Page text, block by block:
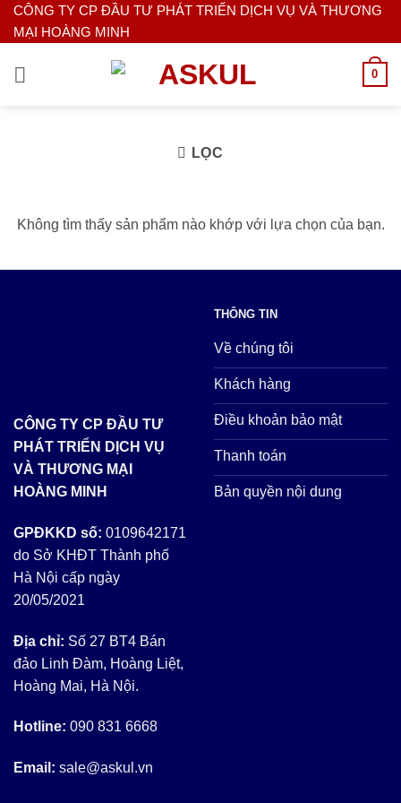
Bỏ
qua
CÔNG TY CP ĐẦU TƯ PHÁT TRIỂN DỊCH VỤ VÀ THƯƠNG
MẠI HOÀNG MINH
0
LỌC
Không tìm thấy sản phẩm nào khớp với lựa chọn của bạn.
CÔNG TY CP ĐẦU TƯ
PHÁT TRIỂN DỊCH VỤ
VÀ THƯƠNG MẠI
HOÀNG MINH
GPĐKKD số: 0109642171
do Sở KHĐT Thành phố
Hà Nội cấp ngày
20/05/2021
Địa chỉ: Số 27 BT4 Bán
đảo Linh Đàm, Hoàng Liệt,
Hoàng Mai, Hà Nội.
Hotline: 090 831 6668
Email: sale@askul.vn
THÔNG TIN
Về chúng tôi
Khách hàng
Điều khoản bảo mật
Thanh toán
Bản quyền nội dung